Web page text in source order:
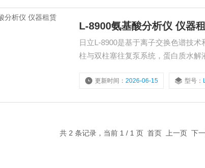
L-8900氨基酸分析仪 仪器
日立L-8900是基于离子交换色谱技
柱与双柱塞往复泵系统，蛋白质水
更新时间：2026-06-15 型号：
共 2 条记录，当前 1 / 1 页 首页 上一页 下